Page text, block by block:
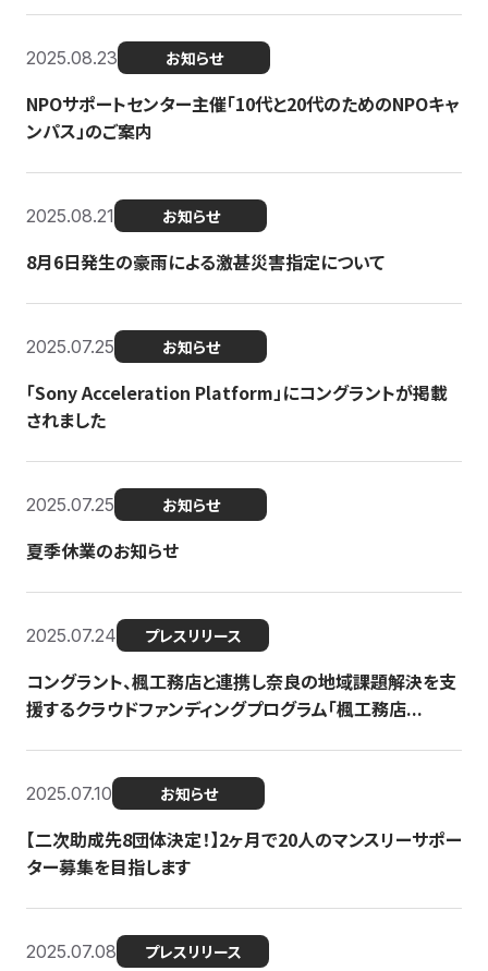
2025.08.23 お知らせ
NPOサポートセンター主催「10代と20代のためのNPOキャ
ンパス」のご案内
2025.08.21 お知らせ
8月6日発生の豪雨による激甚災害指定について
2025.07.25 お知らせ
「Sony Acceleration Platform」にコングラントが掲載
されました
2025.07.25 お知らせ
夏季休業のお知らせ
2025.07.24 プレスリリース
コングラント、楓工務店と連携し奈良の地域課題解決を支
援するクラウドファンディングプログラム「楓工務店...
2025.07.10 お知らせ
【二次助成先8団体決定！】2ヶ月で20人のマンスリーサポー
ター募集を目指します
2025.07.08 プレスリリース